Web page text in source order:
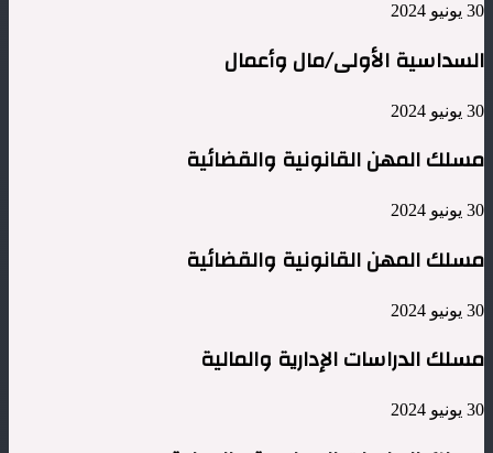
30 يونيو 2024
السداسية الأولى/مال وأعمال
30 يونيو 2024
مسلك المهن القانونية والقضائية
30 يونيو 2024
مسلك المهن القانونية والقضائية
30 يونيو 2024
مسلك الدراسات الإدارية والمالية
30 يونيو 2024